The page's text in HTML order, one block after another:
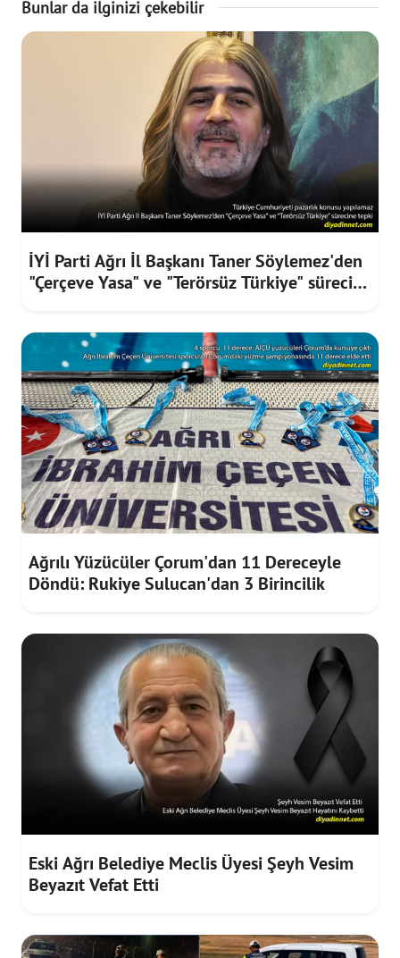
Bunlar da ilginizi çekebilir
İYİ Parti Ağrı İl Başkanı Taner Söylemez'den
"Çerçeve Yasa" ve "Terörsüz Türkiye" sürecine
Ağrılı Yüzücüler Çorum'dan 11 Dereceyle
Döndü: Rukiye Sulucan'dan 3 Birincilik
Eski Ağrı Belediye Meclis Üyesi Şeyh Vesim
Beyazıt Vefat Etti